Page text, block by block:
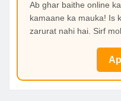
Ab ghar baithe online
kamaane ka mauka! Is
zarurat nahi hai. Sirf